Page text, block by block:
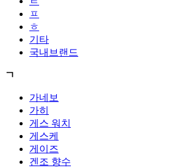
ㅍ
ㅎ
기타
국내브랜드
ㄱ
가네보
가히
게스 워치
게스케
게이즈
겐조 향수